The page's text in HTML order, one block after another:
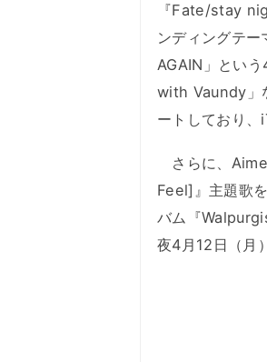
『Fate/stay
ンディングテ
AGAIN」とい
with Vaundy」
ートしており、
さらに、
Feel]』主題歌
バム『
夜4月12日（月